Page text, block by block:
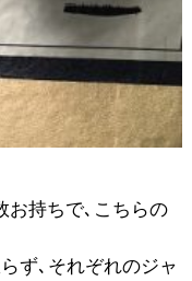
お持ちで､こちらの
ず､それぞれのジャ